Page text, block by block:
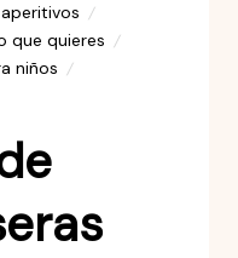
que quieres
niños